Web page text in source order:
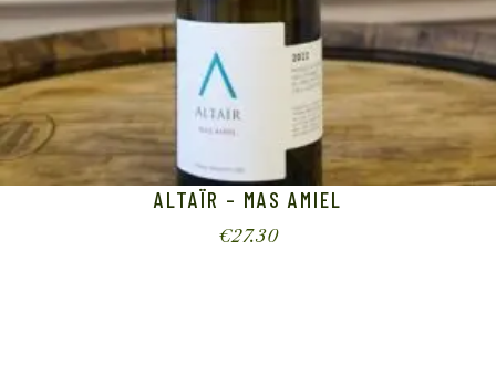
ALTAÏR – MAS AMIEL
€27.30